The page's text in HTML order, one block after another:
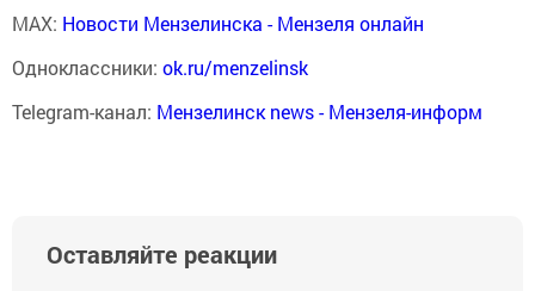
MAX: Новости Мензелинска - Мензеля онлайн
Одноклассники: ok.ru/menzelinsk
Telegram-канал: Мензелинск news - Мензеля-информ
Оставляйте реакции